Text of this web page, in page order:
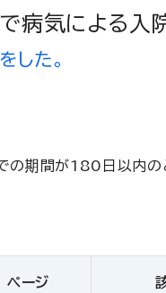
病気による入
した。
間が180日以内の
ページ